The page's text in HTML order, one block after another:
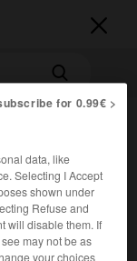


Guy de Chabanon
for 0.99€ >
data, like
Selecting I Accept
shown under
Refuse and
will disable them. If
may not be as
your choices